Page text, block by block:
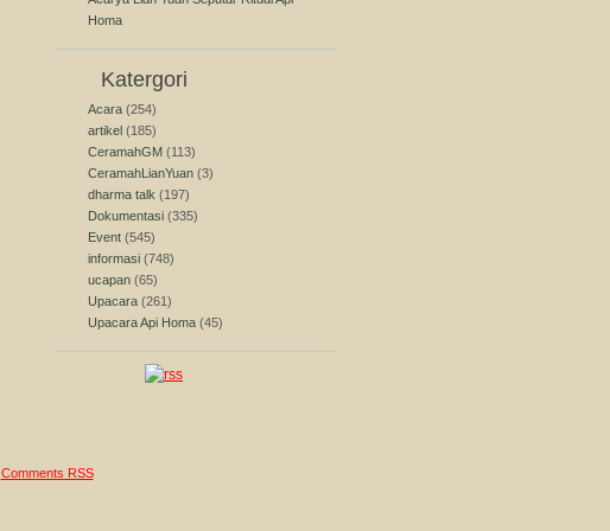
Homa
Katergori
Acara (254)
artikel (185)
CeramahGM (113)
CeramahLianYuan (3)
dharma talk (197)
Dokumentasi (335)
Event (545)
informasi (748)
ucapan (65)
Upacara (261)
Upacara Api Homa (45)
Comments RSS